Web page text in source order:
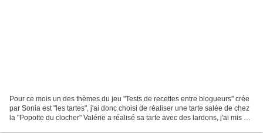
Pour ce mois un des thèmes du jeu "Tests de recettes entre blogueurs" crée
par Sonia est "les tartes", j'ai donc choisi de réaliser une tarte salée de chez
la "Popotte du clocher" Valérie a réalisé sa tarte avec des lardons, j'ai mis un